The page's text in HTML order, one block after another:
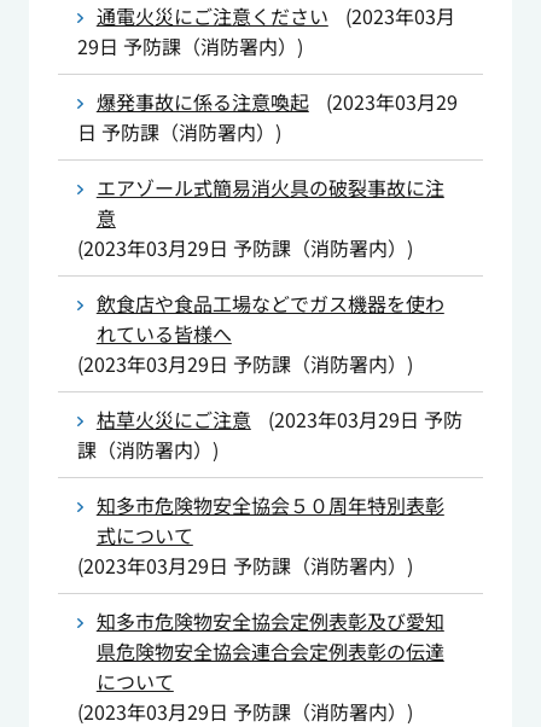
通電火災にご注意ください
(2023年03月
29日 予防課（消防署内） )
爆発事故に係る注意喚起
(2023年03月29
日 予防課（消防署内） )
エアゾール式簡易消火具の破裂事故に注
意
(2023年03月29日 予防課（消防署内） )
飲食店や食品工場などでガス機器を使わ
れている皆様へ
(2023年03月29日 予防課（消防署内） )
枯草火災にご注意
(2023年03月29日 予防
課（消防署内） )
知多市危険物安全協会５０周年特別表彰
式について
(2023年03月29日 予防課（消防署内） )
知多市危険物安全協会定例表彰及び愛知
県危険物安全協会連合会定例表彰の伝達
について
(2023年03月29日 予防課（消防署内） )